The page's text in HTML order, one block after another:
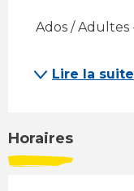
Ados /
Lire la suite
Horaires